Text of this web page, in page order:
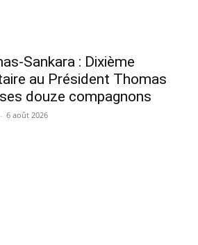
Sankara : Dixième
au Président Thomas
douze compagnons
- 6 août 2026